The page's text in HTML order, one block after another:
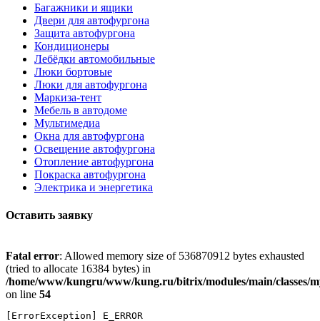
Багажники и ящики
Двери для автофургона
Защита автофургона
Кондиционеры
Лебёдки автомобильные
Люки бортовые
Люки для автофургона
Маркиза-тент
Мебель в автодоме
Мультимедиа
Окна для автофургона
Освещение автофургона
Отопление автофургона
Покраска автофургона
Электрика и энергетика
Оставить заявку
Fatal error: Allowed memory size of 536870912 bytes exhausted
(tried to allocate 16384 bytes) in
/home/www/kungru/www/kung.ru/bitrix/modules/main/classes/
on line 54
[ErrorException] E_ERROR